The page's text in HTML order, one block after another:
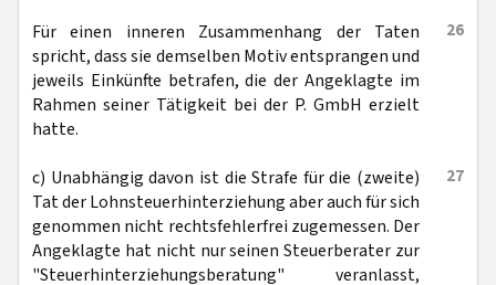
26
Für einen inneren Zusammenhang der Taten
spricht, dass sie demselben Motiv entsprangen und
jeweils Einkünfte betrafen, die der Angeklagte im
Rahmen seiner Tätigkeit bei der P. GmbH erzielt
hatte.
27
c) Unabhängig davon ist die Strafe für die (zweite)
Tat der Lohnsteuerhinterziehung aber auch für sich
genommen nicht rechtsfehlerfrei zugemessen. Der
Angeklagte hat nicht nur seinen Steuerberater zur
"Steuerhinterziehungsberatung" veranlasst,